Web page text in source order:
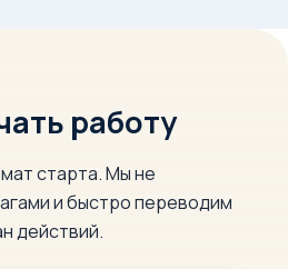
работу
старта. Мы не
и быстро переводим
действий.